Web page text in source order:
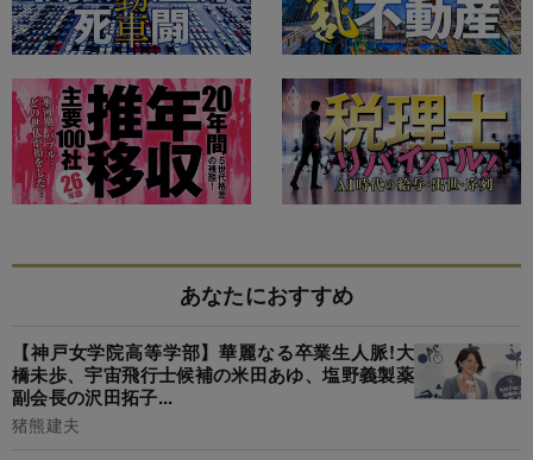
あなたにおすすめ
【神戸女学院高等学部】華麗なる卒業生人脈!大
橋未歩、宇宙飛行士候補の米田あゆ、塩野義製薬
副会長の沢田拓子...
猪熊建夫